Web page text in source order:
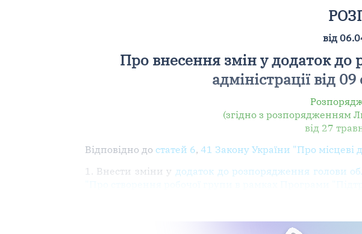
від
Про внесення змін у додаток до
адміністрації від
(згідно з розпорядженням
від 27
Відповідно до статей 6, 41 Закону України "Про місцеві
1. Внести зміни у додаток до розпорядження голови